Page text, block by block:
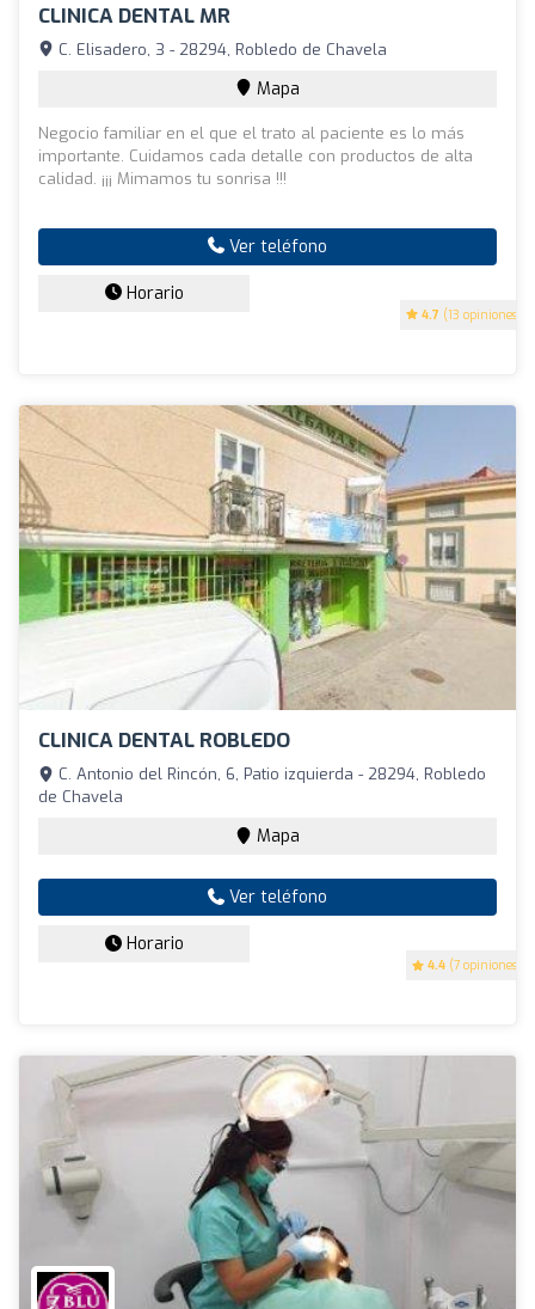
CLINICA DENTAL MR
4.7 (13 opiniones)
C. Elisadero, 3 - 28294, Robledo de Chavela
Mapa
Negocio familiar en el que el trato al paciente es lo más
importante. Cuidamos cada detalle con productos de alta
calidad. ¡¡¡ Mimamos tu sonrisa !!!
Ver teléfono
Horario
CLINICA DENTAL ROBLEDO
4.4 (7 opiniones)
C. Antonio del Rincón, 6, Patio izquierda - 28294, Robledo
de Chavela
Mapa
Ver teléfono
Horario